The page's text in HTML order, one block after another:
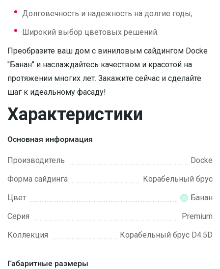
Долговечность и надежность на долгие годы;
Широкий выбор цветовых решений.
Преобразите ваш дом с виниловым сайдингом Docke
"Банан" и наслаждайтесь качеством и красотой на
протяжении многих лет. Закажите сейчас и сделайте
шаг к идеальному фасаду!
Характеристики
Основная информация
Производитель
Docke
Форма сайдинга
Корабельный брус
Цвет
Банан
Серия
Premium
Коллекция
Ко­ра­бель­ный брус D4.5D
Габаритные размеры